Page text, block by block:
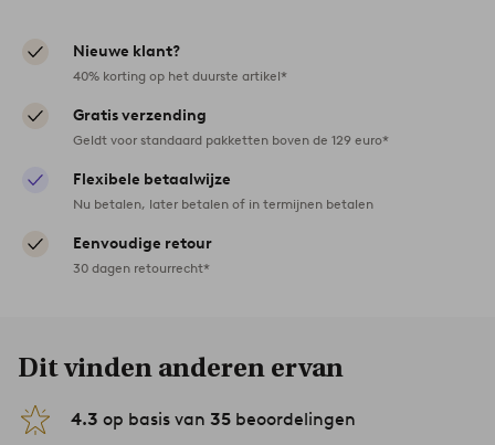
Nieuwe klant?
40% korting op het duurste artikel*
Gratis verzending
Geldt voor standaard pakketten boven de 129 euro*
Flexibele betaalwijze
Nu betalen, later betalen of in termijnen betalen
Eenvoudige retour
30 dagen retourrecht*
Dit vinden anderen ervan
4.3 op basis van 35 beoordelingen